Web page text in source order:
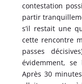
contestation
partir
s’il restait une
cette rencontre
passes
évidemment, se
Après 30